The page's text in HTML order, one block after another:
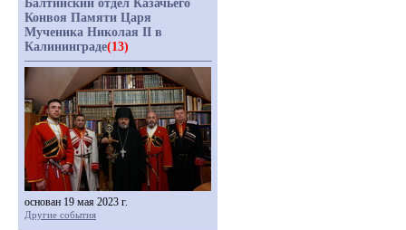
Балтийский отдел Казачьего
Конвоя Памяти Царя
Мученика Николая II в
Калининграде(13)
основан 19 мая 2023 г.
Другие события